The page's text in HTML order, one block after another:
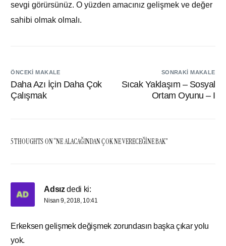
sevgi görürsünüz. O yüzden amacınız gelişmek ve değer
sahibi olmak olmalı.
ÖNCEKI MAKALE
Daha Azı İçin Daha Çok
Çalışmak
SONRAKI MAKALE
Sıcak Yaklaşım – Sosyal
Ortam Oyunu – I
5 THOUGHTS ON “NE ALACAĞINDAN ÇOK NE VERECEĞINE BAK”
Adsız dedi ki:
Nisan 9, 2018, 10:41
Erkeksen gelişmek değişmek zorundasın başka çıkar yolu
yok.